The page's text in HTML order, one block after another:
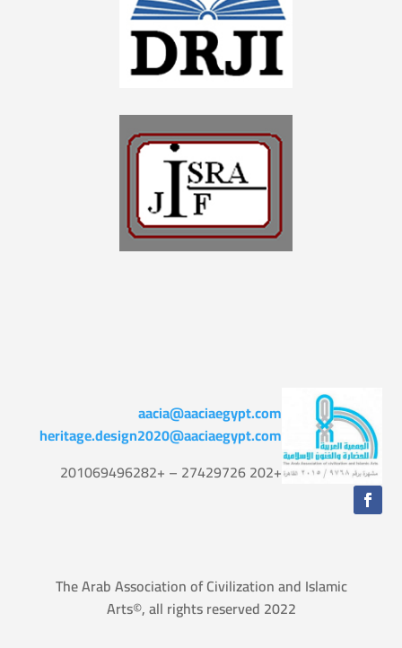
aacia@aaciaegypt.com
heritage.design2020@aaciaegypt.com
+202 27429726 – +201069496282
The Arab Association of Civilization and Islamic
Arts©, all rights reserved 2022